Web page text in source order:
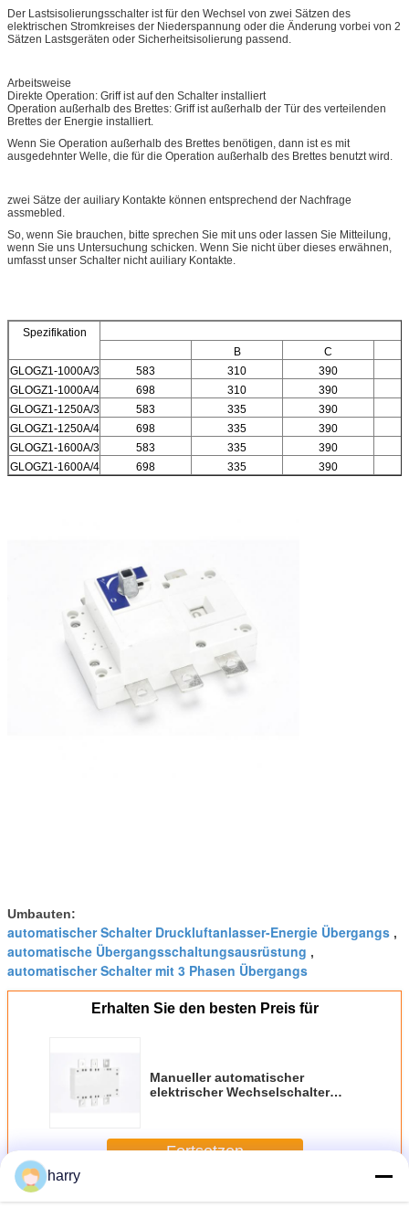
Der Lastsisolierungsschalter ist für den Wechsel von zwei Sätzen des
elektrischen Stromkreises der Niederspannung oder die Änderung vorbei von 2
Sätzen Lastsgeräten oder Sicherheitsisolierung passend.
Arbeitsweise
Direkte Operation: Griff ist auf den Schalter installiert
Operation außerhalb des Brettes: Griff ist außerhalb der Tür des verteilenden
Brettes der Energie installiert.
Wenn Sie Operation außerhalb des Brettes benötigen, dann ist es mit
ausgedehnter Welle, die für die Operation außerhalb des Brettes benutzt wird.
zwei Sätze der auiliary Kontakte können entsprechend der Nachfrage
assmebled.
So, wenn Sie brauchen, bitte sprechen Sie mit uns oder lassen Sie Mitteilung,
wenn Sie uns Untersuchung schicken. Wenn Sie nicht über dieses erwähnen,
umfasst unser Schalter nicht auiliary Kontakte.
Spezifikation
B
C
GLOGZ1-1000A/3
583 310
390
GLOGZ1-1000A/4
698 310
390
GLOGZ1-1250A/3
583 335
390
GLOGZ1-1250A/4
698 335
390
GLOGZ1-1600A/3
583 335
390
GLOGZ1-1600A/4
698 335 390
Umbauten:
automatischer Schalter Druckluftanlasser-Energie Übergangs ,
automatische Übergangsschaltungsausrüstung ,
automatischer Schalter mit 3 Phasen Übergangs
Erhalten Sie den besten Preis für
Manueller automatischer
elektrischer Wechselschalter
Fortsetzen
MehrAutomatischer Schalter Druckluftanlassers Übergangs
harry